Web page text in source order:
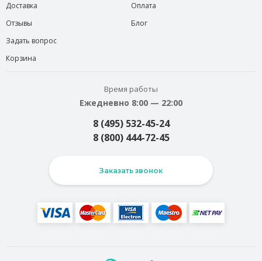
Доставка
Отзывы
Задать вопрос
Корзина
Оплата
Блог
Время работы
Ежедневно 8:00 — 22:00
8 (495) 532-45-24
8 (800) 444-72-45
Заказать звонок